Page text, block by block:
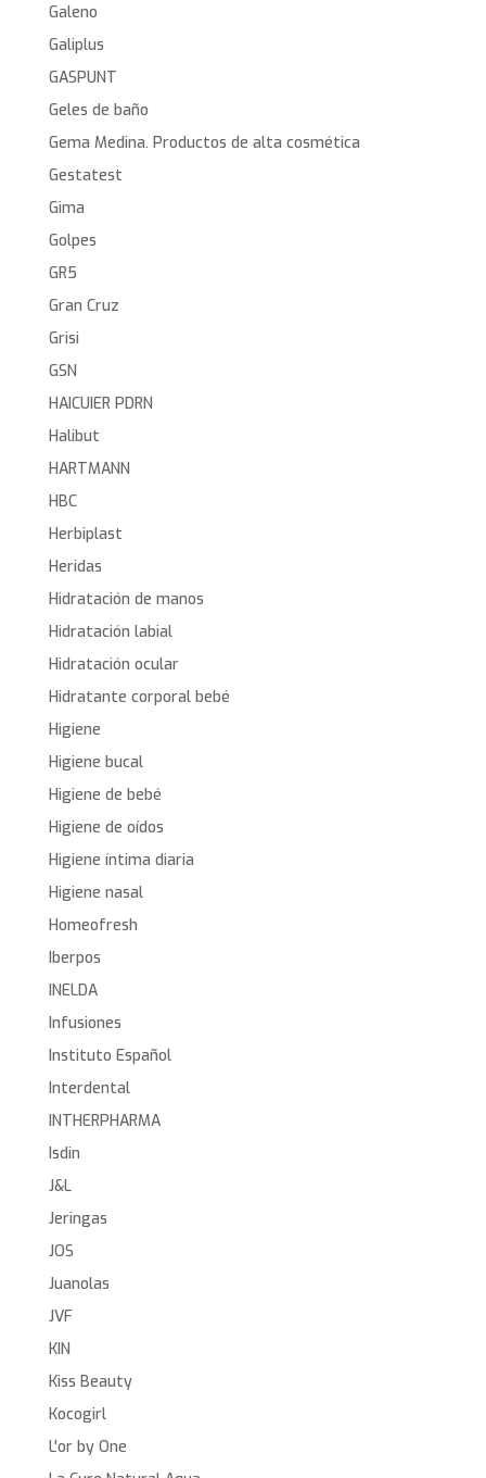
Galeno
Galiplus
GASPUNT
Geles de baño
Gema Medina. Productos de alta cosmética
Gestatest
Gima
Golpes
GR5
Gran Cruz
Grisi
GSN
HAICUIER PDRN
Halibut
HARTMANN
HBC
Herbiplast
Heridas
Hidratación de manos
Hidratación labial
Hidratación ocular
Hidratante corporal bebé
Higiene
Higiene bucal
Higiene de bebé
Higiene de oídos
Higiene íntima diaria
Higiene nasal
Homeofresh
Iberpos
INELDA
Infusiones
Instituto Español
Interdental
INTHERPHARMA
Isdin
J&L
Jeringas
JOS
Juanolas
JVF
KIN
Kiss Beauty
Kocogirl
L'or by One